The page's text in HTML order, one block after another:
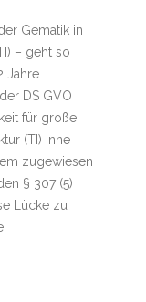
Gematik in
– geht so
Jahre
DS GVO
für große
(TI) inne
zugewiesen
§ 307 (5)
Lücke zu